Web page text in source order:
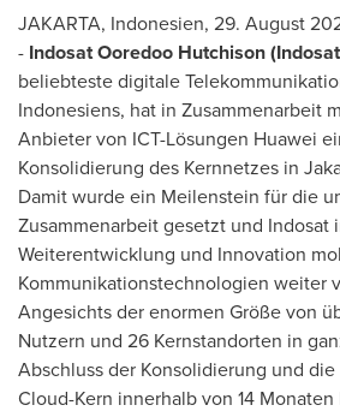
JAKARTA, Indonesien, 29. August
- Indosat Ooredoo Hutchison
beliebteste digitale
Indonesiens, hat in Zusammenarbeit
Anbieter von ICT-Lösungen Huawei
Konsolidierung des Kernnetzes in
Damit wurde ein Meilenstein für die
Zusammenarbeit gesetzt und Indosat
Weiterentwicklung und Innovation
Kommunikationstechnologien weiter
Angesichts der enormen Größe von
Nutzern und 26 Kernstandorten in
Abschluss der Konsolidierung und
Cloud-Kern innerhalb von 14